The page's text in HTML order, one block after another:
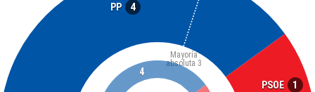
PP 4
PSOE 1
Mayoría
absoluta 3
4